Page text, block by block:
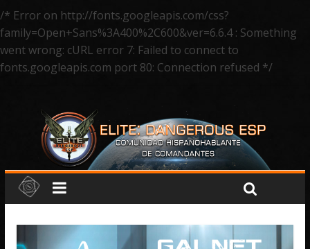
/* Error on http://fonts.googleapis.com/css?
family=Open+Sans%3A400%2C600&ver=6.6.4 : Something
went wrong: cURL error 7: Failed to connect to
fonts.googleapis.com port 80: Connection refused */